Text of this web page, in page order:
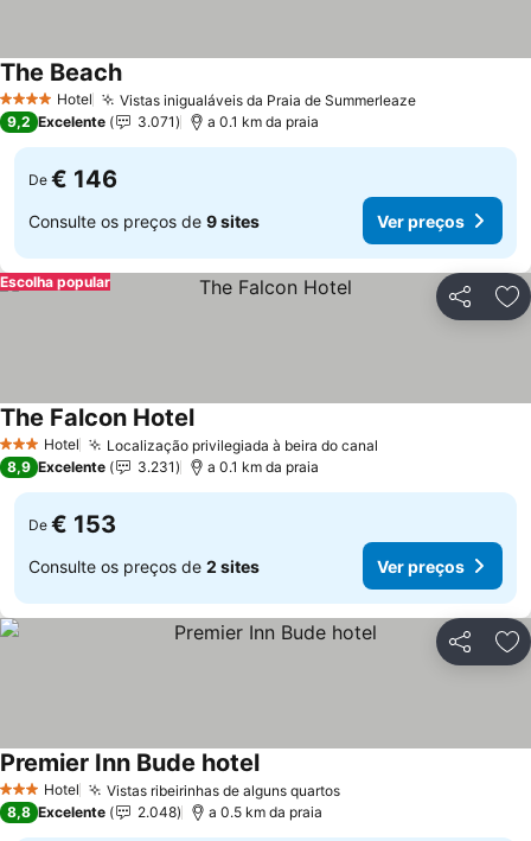
4 EstrelasHotel Vistas inigualáveis da Praia de Summerleaze
The Beach
9,2 Excelente 3.071 a 0.1 km da praia
De € 146
Consulte os preços de 9 sites Ver preços
Partilhar
Escolha popular
3 EstrelasHotel Localização privilegiada à beira do canal
The Falcon Hotel
8,9 Excelente 3.231 a 0.1 km da praia
De € 153
Consulte os preços de 2 sites Ver preços
Partilhar
3 EstrelasHotel Vistas ribeirinhas de alguns quartos
Premier Inn Bude hotel
8,8 Excelente 2.048 a 0.5 km da praia